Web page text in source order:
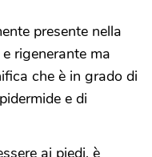
presente nella
rigenerante ma
che è in grado di
e di
ai piedi, è